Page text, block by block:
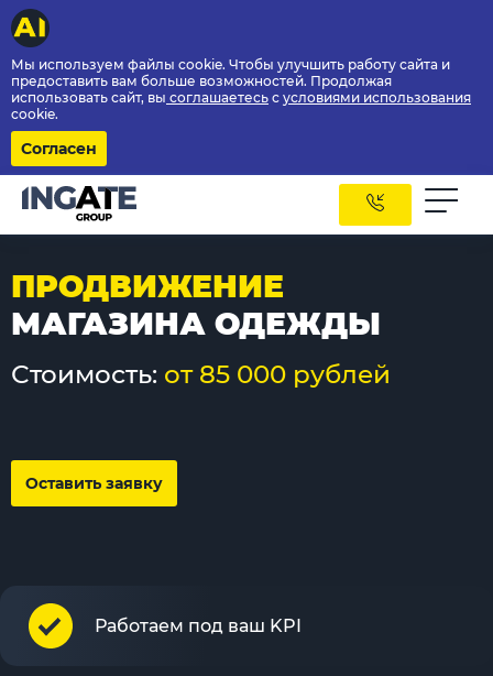
Мы используем файлы cookie. Чтобы улучшить работу сайта и
предоставить вам больше возможностей. Продолжая
использовать сайт, вы соглашаетесь с условиями использования
cookie.
Согласен
ПРОДВИЖЕНИЕ
МАГАЗИНА ОДЕЖДЫ
Стоимость: от 85 000 рублей
Оставить заявку
Работаем под ваш KPI